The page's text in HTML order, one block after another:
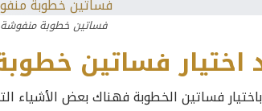
فساتين خطوبة منفوشة
اختيار فساتين
فساتين الخطوبة فهناك بعض الأشياء